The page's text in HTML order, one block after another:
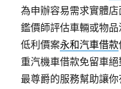
為申辦容易需求實體
鑑價師評估車輛或物
低利價案永和汽車借款
重汽機車借款免留車
最尊爵的服務幫助讓